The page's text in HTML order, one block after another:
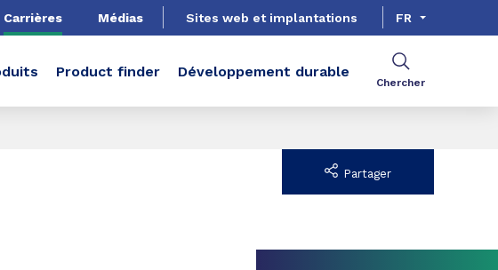
Carrières Médias Sites web et implantations FR
Product finder Développement durable
Chercher
Partager